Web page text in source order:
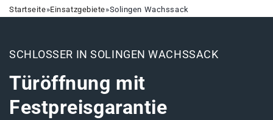
Startseite»Einsatzgebiete»Solingen Wachssack
SCHLOSSER IN SOLINGEN WACHSSACK
Türöffnung mit
Festpreisgarantie